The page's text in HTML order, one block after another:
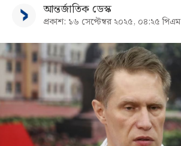
বিভাগ
আর্কাইভ
কনভার্টার
আন্তর্জাতিক ডেস্ক
প্রকাশ: ১৬ সেপ্টেম্বর ২০২৫, ০৪:২৫ পিএম